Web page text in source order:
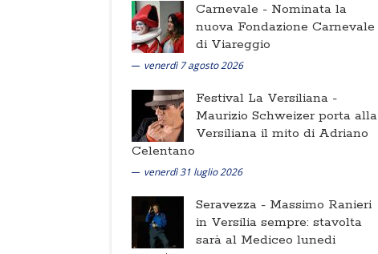
Carnevale - Nominata la
nuova Fondazione Carnevale
di Viareggio
venerdì 7 agosto 2026
Festival La Versiliana -
Maurizio Schweizer porta alla
Versiliana il mito di Adriano
Celentano
venerdì 31 luglio 2026
Seravezza - Massimo Ranieri
in Versilia sempre: stavolta
sarà al Mediceo lunedi